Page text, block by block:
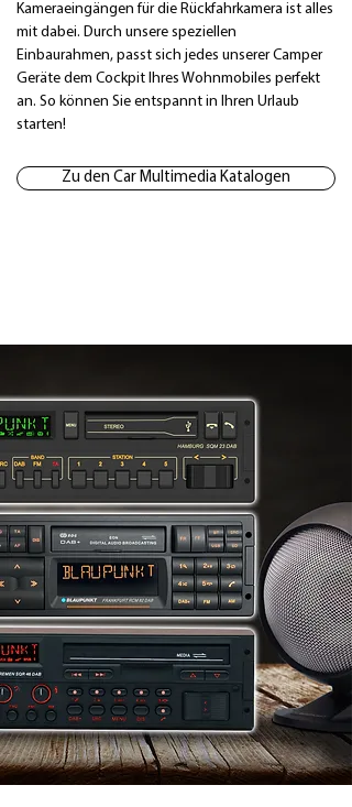
Kameraeingängen für die Rückfahrkamera ist alles
mit dabei. Durch unsere speziellen
Einbaurahmen, passt sich jedes unserer Camper
Geräte dem Cockpit Ihres Wohnmobiles perfekt
an. So können Sie entspannt in Ihren Urlaub
starten!
Zu den Car Multimedia Katalogen